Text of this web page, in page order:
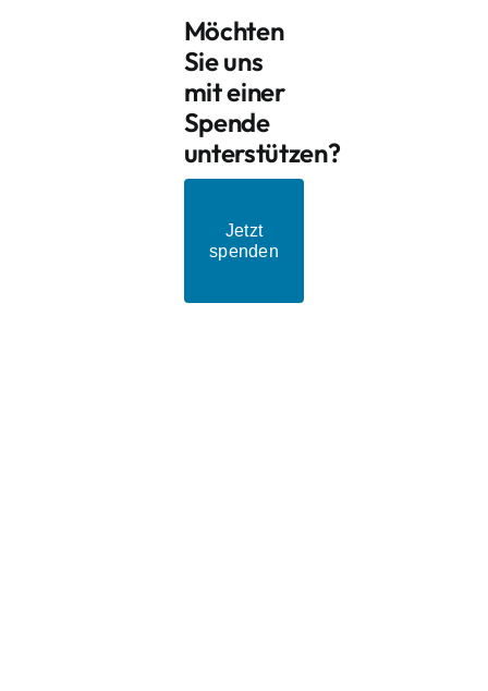
Möchten
Sie uns
mit einer
Spende
unterstützen?
Jetzt
spenden